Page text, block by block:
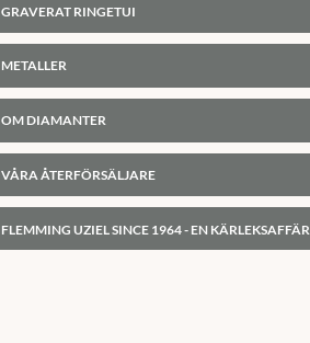
GRAVERAT RINGETUI
METALLER
OM DIAMANTER
VÅRA ÅTERFÖRSÄLJARE
FLEMMING UZIEL SINCE 1964 - EN KÄRLEKSAFFÄR